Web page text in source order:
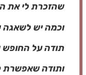
שהזכרת לי את
וכמה יש לשאגה
תודה על החופש
ותודה שאפשרת